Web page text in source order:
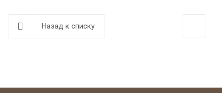
Назад к списку